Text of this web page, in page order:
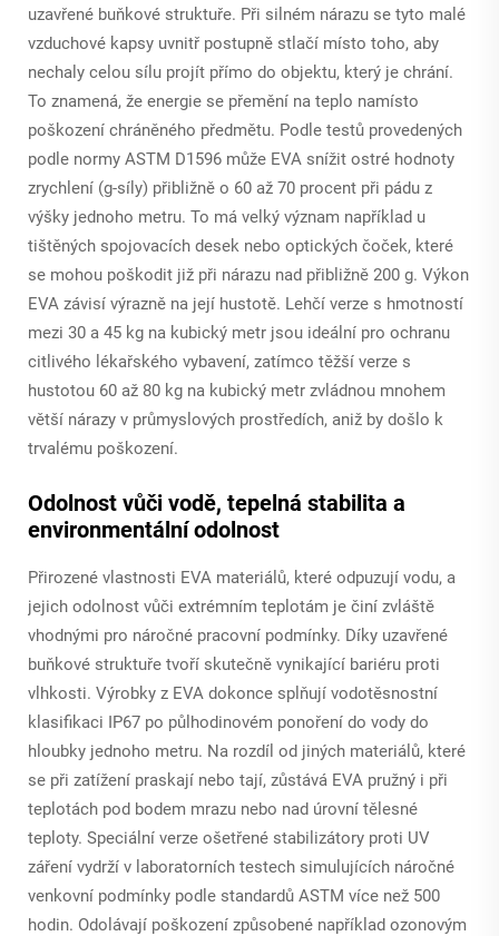
uzavřené buňkové struktuře. Při silném nárazu se tyto malé
vzduchové kapsy uvnitř postupně stlačí místo toho, aby
nechaly celou sílu projít přímo do objektu, který je chrání.
To znamená, že energie se přemění na teplo namísto
poškození chráněného předmětu. Podle testů provedených
podle normy ASTM D1596 může EVA snížit ostré hodnoty
zrychlení (g-síly) přibližně o 60 až 70 procent při pádu z
výšky jednoho metru. To má velký význam například u
tištěných spojovacích desek nebo optických čoček, které
se mohou poškodit již při nárazu nad přibližně 200 g. Výkon
EVA závisí výrazně na její hustotě. Lehčí verze s hmotností
mezi 30 a 45 kg na kubický metr jsou ideální pro ochranu
citlivého lékařského vybavení, zatímco těžší verze s
hustotou 60 až 80 kg na kubický metr zvládnou mnohem
větší nárazy v průmyslových prostředích, aniž by došlo k
trvalému poškození.
Odolnost vůči vodě, tepelná stabilita a
environmentální odolnost
Přirozené vlastnosti EVA materiálů, které odpuzují vodu, a
jejich odolnost vůči extrémním teplotám je činí zvláště
vhodnými pro náročné pracovní podmínky. Díky uzavřené
buňkové struktuře tvoří skutečně vynikající bariéru proti
vlhkosti. Výrobky z EVA dokonce splňují vodotěsnostní
klasifikaci IP67 po půlhodinovém ponoření do vody do
hloubky jednoho metru. Na rozdíl od jiných materiálů, které
se při zatížení praskají nebo tají, zůstává EVA pružný i při
teplotách pod bodem mrazu nebo nad úrovní tělesné
teploty. Speciální verze ošetřené stabilizátory proti UV
záření vydrží v laboratorních testech simulujících náročné
venkovní podmínky podle standardů ASTM více než 500
hodin. Odolávají poškození způsobené například ozonovým